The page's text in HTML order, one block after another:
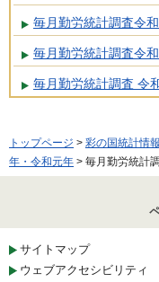
毎月勤労統計調査令
毎月勤労統計調査令
毎月勤労統計調査 令
トップページ > 彩の国統計情
年・令和元年 > 毎月勤労統計
サイトマップ
ウェブアクセシビリティ